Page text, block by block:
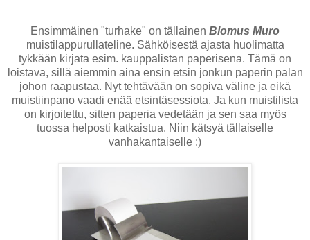
Ensimmäinen "turhake" on tällainen Blomus Muro
muistilappurullateline. Sähköisestä ajasta huolimatta
tykkään kirjata esim. kauppalistan paperisena. Tämä on
loistava, sillä aiemmin aina ensin etsin jonkun paperin palan
johon raapustaa. Nyt tehtävään on sopiva väline ja eikä
muistiinpano vaadi enää etsintäsessiota. Ja kun muistilista
on kirjoitettu, sitten paperia vedetään ja sen saa myös
tuossa helposti katkaistua. Niin kätsyä tällaiselle
vanhakantaiselle :)